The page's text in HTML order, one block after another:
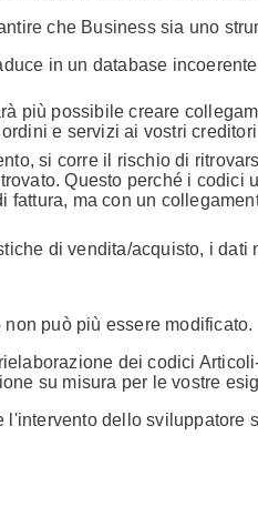
che Business sia uno
in un database
più possibile creare
e servizi ai vostri
si corre il rischio di
Questo perché i codici
fattura, ma con un
di vendita/acquisto, i
può più essere modificato.
dei codici
su misura per le vostre
dello sviluppatore